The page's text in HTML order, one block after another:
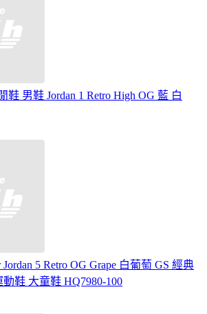
鞋 男鞋 Jordan 1 Retro High OG 藍 白
5 Retro OG Grape 白葡萄 GS 經典
鞋 大童鞋 HQ7980-100